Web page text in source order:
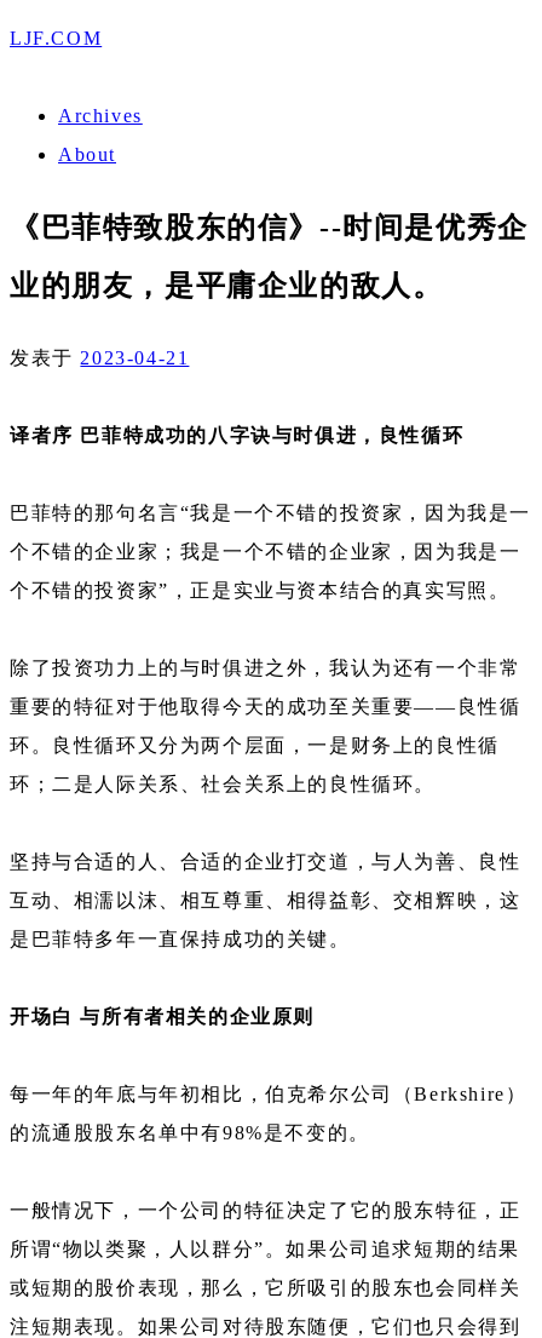
LJF.COM
Archives
About
《巴菲特致股东的信》--时间是优秀企
业的朋友，是平庸企业的敌人。
发表于 2023-04-21
译者序 巴菲特成功的八字诀与时俱进，良性循环
巴菲特的那句名言“我是一个不错的投资家，因为我是一
个不错的企业家；我是一个不错的企业家，因为我是一
个不错的投资家”，正是实业与资本结合的真实写照。
除了投资功力上的与时俱进之外，我认为还有一个非常
重要的特征对于他取得今天的成功至关重要——良性循
环。良性循环又分为两个层面，一是财务上的良性循
环；二是人际关系、社会关系上的良性循环。
坚持与合适的人、合适的企业打交道，与人为善、良性
互动、相濡以沫、相互尊重、相得益彰、交相辉映，这
是巴菲特多年一直保持成功的关键。
开场白 与所有者相关的企业原则
每一年的年底与年初相比，伯克希尔公司（Berkshire）
的流通股股东名单中有98%是不变的。
一般情况下，一个公司的特征决定了它的股东特征，正
所谓“物以类聚，人以群分”。如果公司追求短期的结果
或短期的股价表现，那么，它所吸引的股东也会同样关
注短期表现。如果公司对待股东随便，它们也只会得到